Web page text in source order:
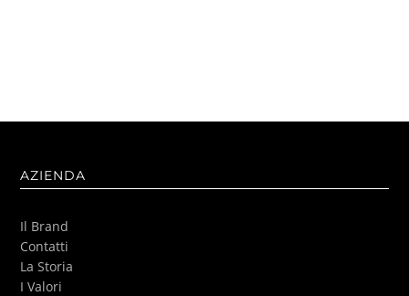
AZIENDA
Il Brand
Contatti
La Storia
I Valori